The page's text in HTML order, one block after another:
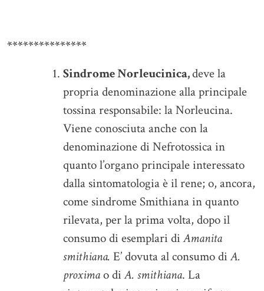
***************
Sindrome Norleucinica,deve la
propria denominazione alla principale
tossina responsabile: la Norleucina.
Viene conosciuta anche con la
denominazione di Nefrotossica in
quanto l’organo principale interessato
dalla sintomatologia è il rene; o, ancora,
come sindrome Smithiana in quanto
rilevata, per la prima volta, dopo il
consumo di esemplari diAmanita
smithiana. E’ dovuta al consumo diA.
proximao diA. smithiana. La